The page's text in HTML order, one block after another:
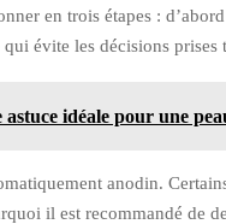
en trois étapes :
évite les décisions
astuce idéale pour une
anodin.
il est recommandé de